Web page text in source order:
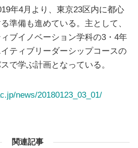
年4月より、東京23区内に都心
準備も進めている。主として、
ブイノベーション学科の3・4年
ティブリーダーシップコースの
で学ぶ計画となっている。
news/20180123_03_01/
関連記事